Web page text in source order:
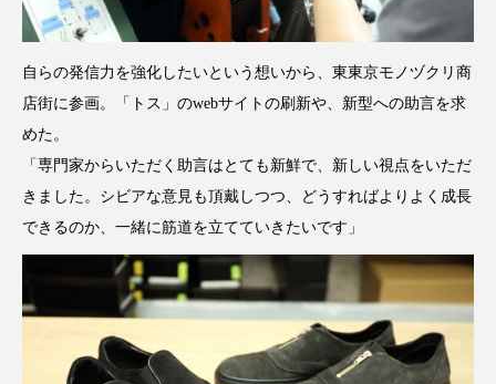
自らの発信力を強化したいという想いから、東東京モノヅクリ商
店街に参画。「トス」のwebサイトの刷新や、新型への助言を求
めた。
「専門家からいただく助言はとても新鮮で、新しい視点をいただ
きました。シビアな意見も頂戴しつつ、どうすればよりよく成長
できるのか、一緒に筋道を立てていきたいです」